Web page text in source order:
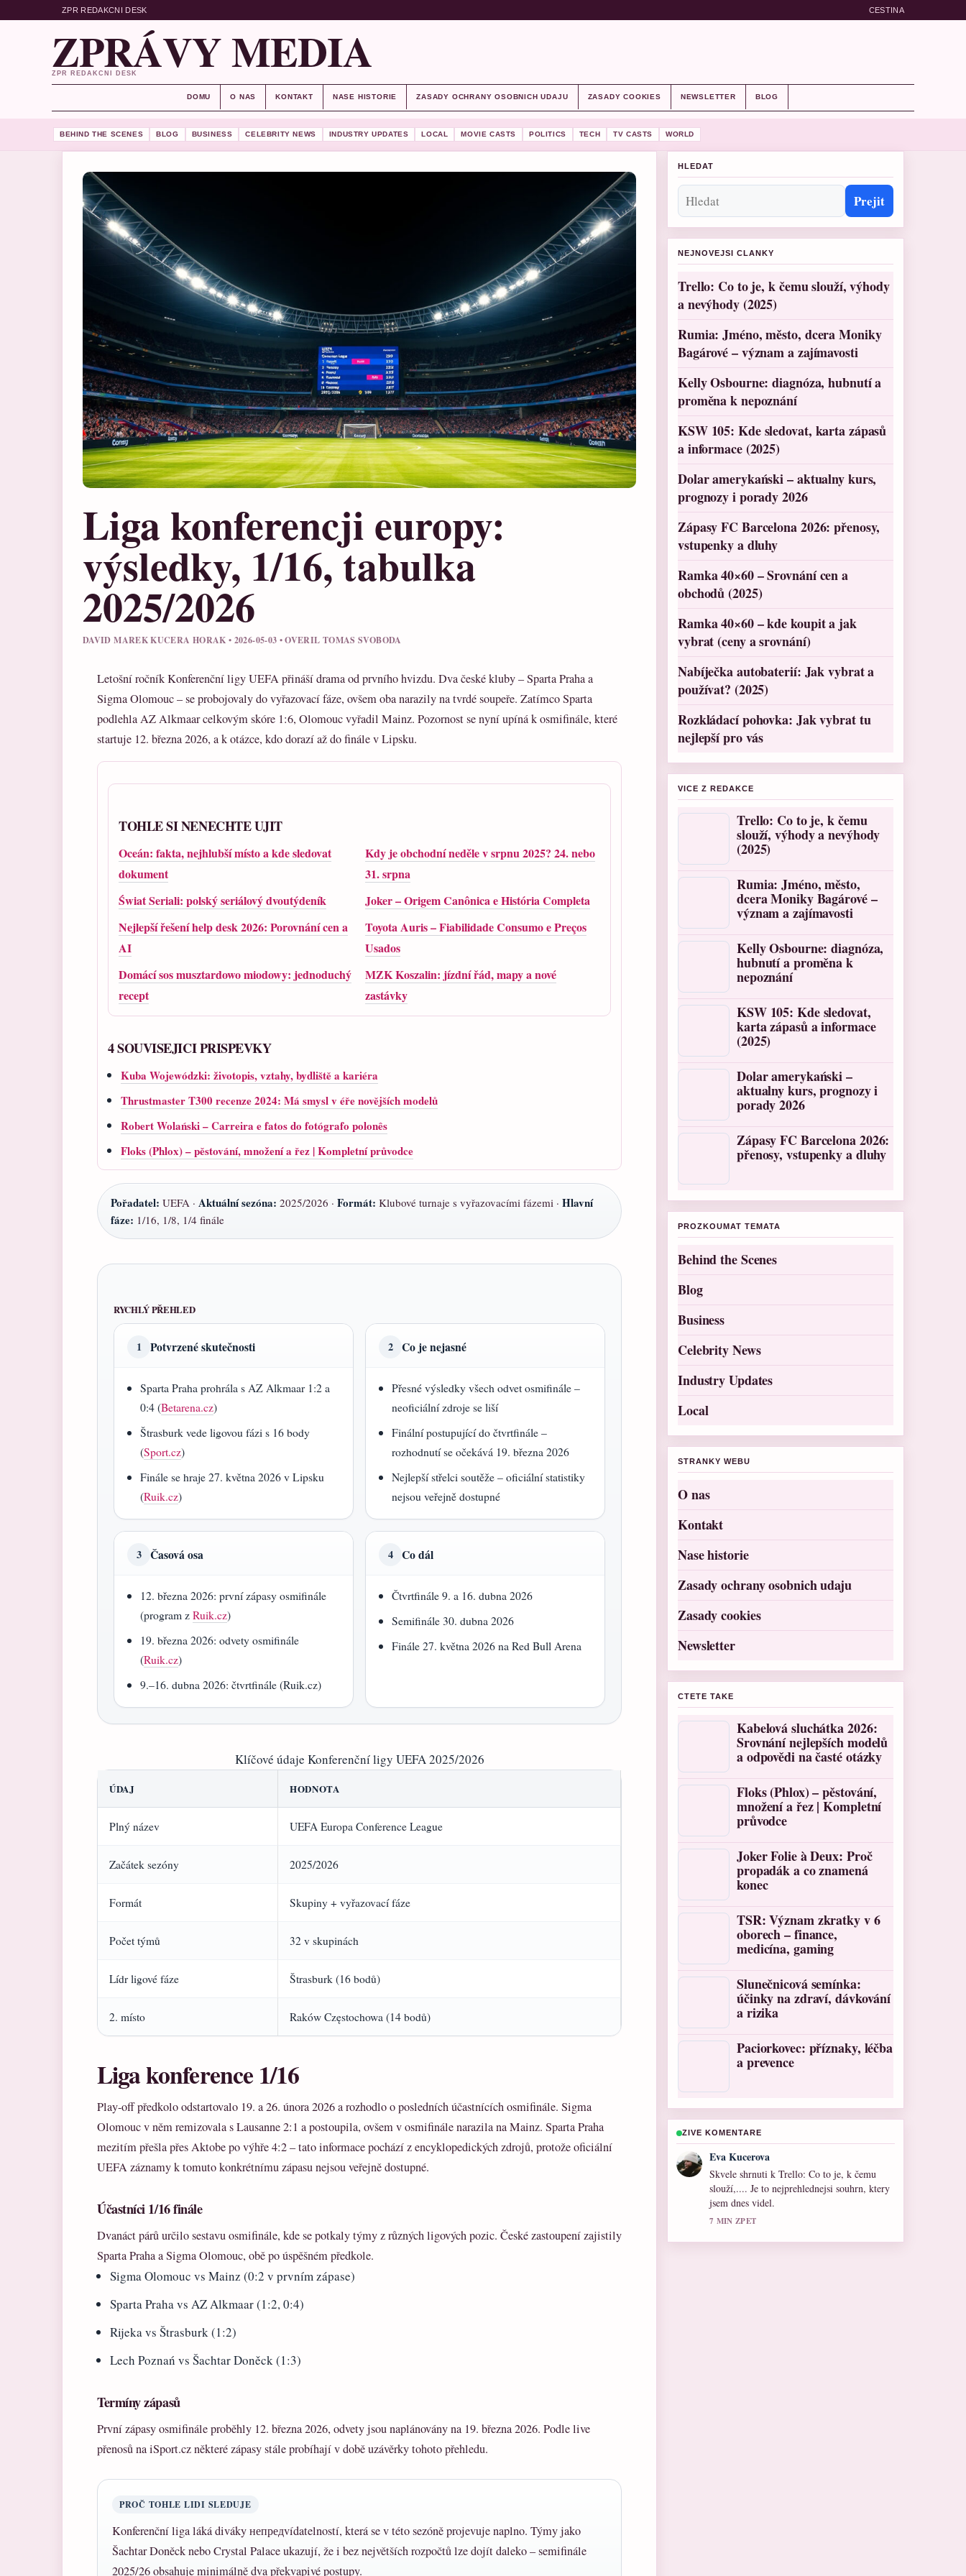
ZPR REDAKCNI DESK CESTINA
ZPRÁVY MEDIA
ZPR REDAKCNI DESK
DOMU O NAS KONTAKT NASE HISTORIE ZASADY OCHRANY OSOBNICH UDAJU ZASADY COOKIES NEWSLETTER BLOG
BEHIND THE SCENES BLOG BUSINESS CELEBRITY NEWS INDUSTRY UPDATES LOCAL MOVIE CASTS POLITICS TECH TV CASTS WORLD
Liga konferencji europy:
výsledky, 1/16, tabulka
2025/2026
DAVID MAREK KUCERA HORAK • 2026-05-03 • OVERIL TOMAS SVOBODA
Letošní ročník Konferenční ligy UEFA přináší drama od prvního hvizdu. Dva české kluby – Sparta Praha a
Sigma Olomouc – se probojovaly do vyřazovací fáze, ovšem oba narazily na tvrdé soupeře. Zatímco Sparta
podlehla AZ Alkmaar celkovým skóre 1:6, Olomouc vyřadil Mainz. Pozornost se nyní upíná k osmifinále, které
startuje 12. března 2026, a k otázce, kdo dorazí až do finále v Lipsku.
TOHLE SI NENECHTE UJIT
Oceán: fakta, nejhlubší místo a kde sledovat
dokument
Kdy je obchodní neděle v srpnu 2025? 24. nebo
31. srpna
Świat Seriali: polský seriálový dvoutýdeník
Joker – Origem Canônica e História Completa
Nejlepší řešení help desk 2026: Porovnání cen a
AI
Toyota Auris – Fiabilidade Consumo e Preços
Usados
Domácí sos musztardowo miodowy: jednoduchý
recept
MZK Koszalin: jízdní řád, mapy a nové
zastávky
4 SOUVISEJICI PRISPEVKY
Kuba Wojewódzki: životopis, vztahy, bydliště a kariéra
Thrustmaster T300 recenze 2024: Má smysl v éře novějších modelů
Robert Wolański – Carreira e fatos do fotógrafo polonês
Floks (Phlox) – pěstování, množení a řez | Kompletní průvodce
Pořadatel: UEFA · Aktuální sezóna: 2025/2026 · Formát: Klubové turnaje s vyřazovacími fázemi · Hlavní
fáze: 1/16, 1/8, 1/4 finále
RYCHLÝ PŘEHLED
1 Potvrzené skutečnosti
Sparta Praha prohrála s AZ Alkmaar 1:2 a
0:4 (Betarena.cz)
Štrasburk vede ligovou fázi s 16 body
(Sport.cz)
Finále se hraje 27. května 2026 v Lipsku
(Ruik.cz)
2 Co je nejasné
Přesné výsledky všech odvet osmifinále –
neoficiální zdroje se liší
Finální postupující do čtvrtfinále –
rozhodnutí se očekává 19. března 2026
Nejlepší střelci soutěže – oficiální statistiky
nejsou veřejně dostupné
3 Časová osa
12. března 2026: první zápasy osmifinále
(program zRuik.cz)
19. března 2026: odvety osmifinále
(Ruik.cz)
9.–16. dubna 2026: čtvrtfinále (Ruik.cz)
4 Co dál
Čtvrtfinále 9. a 16. dubna 2026
Semifinále 30. dubna 2026
Finále 27. května 2026 na Red Bull Arena
Klíčové údaje Konferenční ligy UEFA 2025/2026
ÚDAJ HODNOTA
Plný název UEFA Europa Conference League
Začátek sezóny 2025/2026
Formát Skupiny + vyřazovací fáze
Počet týmů 32 v skupinách
Lídr ligové fáze Štrasburk (16 bodů)
2. místo Raków Częstochowa (14 bodů)
Liga konference 1/16
Play-off předkolo odstartovalo 19. a 26. února 2026 a rozhodlo o posledních účastnících osmifinále. Sigma
Olomouc v něm remizovala s Lausanne 2:1 a postoupila, ovšem v osmifinále narazila na Mainz. Sparta Praha
mezitím přešla přes Aktobe po výhře 4:2 – tato informace pochází z encyklopedických zdrojů, protože oficiální
UEFA záznamy k tomuto konkrétnímu zápasu nejsou veřejně dostupné.
Účastníci 1/16 finále
Dvanáct párů určilo sestavu osmifinále, kde se potkaly týmy z různých ligových pozic. České zastoupení zajistily
Sparta Praha a Sigma Olomouc, obě po úspěšném předkole.
Sigma Olomouc vs Mainz (0:2 v prvním zápase)
Sparta Praha vs AZ Alkmaar (1:2, 0:4)
Rijeka vs Štrasburk (1:2)
Lech Poznań vs Šachtar Doněck (1:3)
Termíny zápasů
První zápasy osmifinále proběhly 12. března 2026, odvety jsou naplánovány na 19. března 2026. Podle live
přenosů na iSport.cz některé zápasy stále probíhají v době uzávěrky tohoto přehledu.
PROČ TOHLE LIDI SLEDUJE
Konferenční liga láká diváky непредvídatelností, která se v této sezóně projevuje naplno. Týmy jako
Šachtar Doněck nebo Crystal Palace ukazují, že i bez největších rozpočtů lze dojít daleko – semifinále
2025/26 obsahuje minimálně dva překvapivé postupy.
HLEDAT
Prejit
NEJNOVEJSI CLANKY
Trello: Co to je, k čemu slouží, výhody
a nevýhody (2025)
Rumia: Jméno, město, dcera Moniky
Bagárové – význam a zajímavosti
Kelly Osbourne: diagnóza, hubnutí a
proměna k nepoznání
KSW 105: Kde sledovat, karta zápasů
a informace (2025)
Dolar amerykański – aktualny kurs,
prognozy i porady 2026
Zápasy FC Barcelona 2026: přenosy,
vstupenky a dluhy
Ramka 40×60 – Srovnání cen a
obchodů (2025)
Ramka 40×60 – kde koupit a jak
vybrat (ceny a srovnání)
Nabíječka autobaterií: Jak vybrat a
používat? (2025)
Rozkládací pohovka: Jak vybrat tu
nejlepší pro vás
VICE Z REDAKCE
Trello: Co to je, k čemu
slouží, výhody a nevýhody
(2025)
Rumia: Jméno, město,
dcera Moniky Bagárové –
význam a zajímavosti
Kelly Osbourne: diagnóza,
hubnutí a proměna k
nepoznání
KSW 105: Kde sledovat,
karta zápasů a informace
(2025)
Dolar amerykański –
aktualny kurs, prognozy i
porady 2026
Zápasy FC Barcelona 2026:
přenosy, vstupenky a dluhy
PROZKOUMAT TEMATA
Behind the Scenes
Blog
Business
Celebrity News
Industry Updates
Local
STRANKY WEBU
O nas
Kontakt
Nase historie
Zasady ochrany osobnich udaju
Zasady cookies
Newsletter
CTETE TAKE
Kabelová sluchátka 2026:
Srovnání nejlepších modelů
a odpovědi na časté otázky
Floks (Phlox) – pěstování,
množení a řez | Kompletní
průvodce
Joker Folie à Deux: Proč
propadák a co znamená
konec
TSR: Význam zkratky v 6
oborech – finance,
medicína, gaming
Slunečnicová semínka:
účinky na zdraví, dávkování
a rizika
Paciorkovec: příznaky, léčba
a prevence
ZIVE KOMENTARE
David Vesely
Sleduji Rumia: Jméno, město, dcera Moniky
Bagárové –... pozorne a ocehuji vyvazeny
ton.
9 MIN ZPET